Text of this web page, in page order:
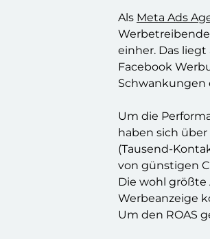
Als Meta Ads
einher. Das
Facebook
Schwankungen
Um die
haben sich
(Tausend-
von günstigen
Die wohl größte
Werbeanzeige
Um den ROAS